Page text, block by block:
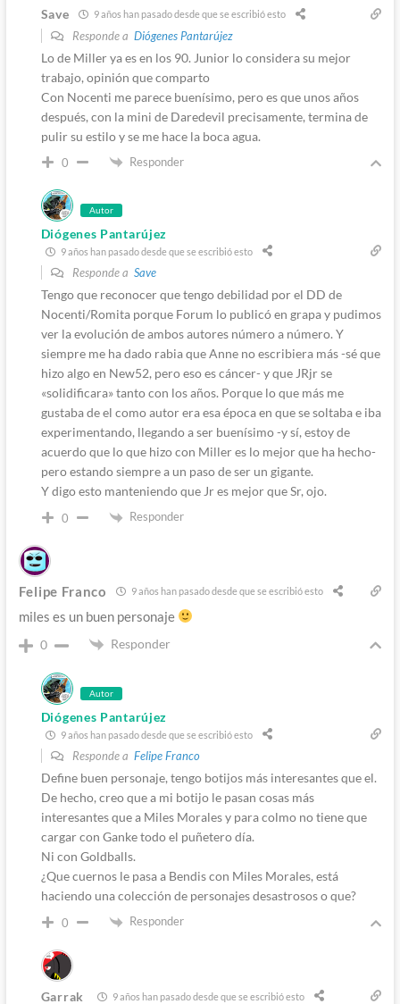
Save 9 años han pasado desde que se escribió esto
Responde a Diógenes Pantarújez
Lo de Miller ya es en los 90. Junior lo considera su mejor
trabajo, opinión que comparto
Con Nocenti me parece buenísimo, pero es que unos años
después, con la mini de Daredevil precisamente, termina de
pulir su estilo y se me hace la boca agua.
0 Responder
Autor
Diógenes Pantarújez
9 años han pasado desde que se escribió esto
Responde a Save
Tengo que reconocer que tengo debilidad por el DD de
Nocenti/Romita porque Forum lo publicó en grapa y pudimos
ver la evolución de ambos autores número a número. Y
siempre me ha dado rabia que Anne no escribiera más -sé que
hizo algo en New52, pero eso es cáncer- y que JRjr se
«solidificara» tanto con los años. Porque lo que más me
gustaba de el como autor era esa época en que se soltaba e iba
experimentando, llegando a ser buenísimo -y sí, estoy de
acuerdo que lo que hizo con Miller es lo mejor que ha hecho-
pero estando siempre a un paso de ser un gigante.
Y digo esto manteniendo que Jr es mejor que Sr, ojo.
0 Responder
Felipe Franco 9 años han pasado desde que se escribió esto
miles es un buen personaje
0 Responder
Autor
Diógenes Pantarújez
9 años han pasado desde que se escribió esto
Responde a Felipe Franco
Define buen personaje, tengo botijos más interesantes que el.
De hecho, creo que a mi botijo le pasan cosas más
interesantes que a Miles Morales y para colmo no tiene que
cargar con Ganke todo el puñetero día.
Ni con Goldballs.
¿Que cuernos le pasa a Bendis con Miles Morales, está
haciendo una colección de personajes desastrosos o que?
0 Responder
Garrak 9 años han pasado desde que se escribió esto